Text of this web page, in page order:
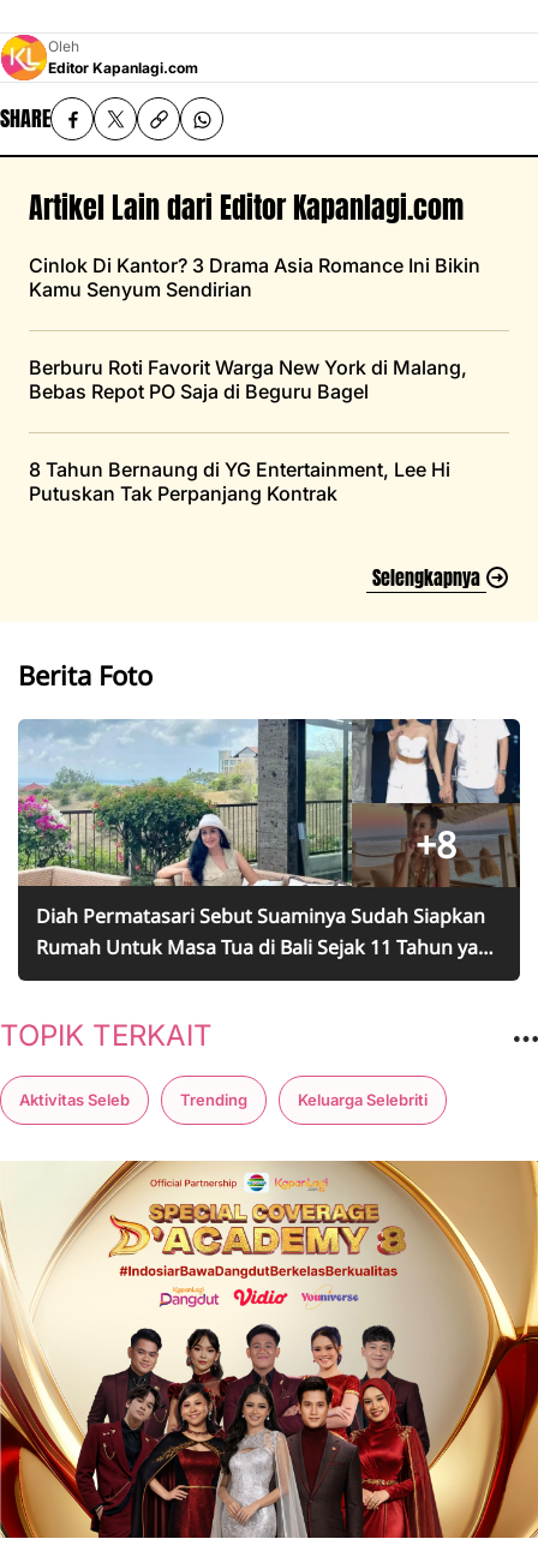
Oleh
Editor Kapanlagi.com
SHARE
Artikel Lain dari Editor Kapanlagi.com
Cinlok Di Kantor? 3 Drama Asia Romance Ini Bikin
Kamu Senyum Sendirian
Berburu Roti Favorit Warga New York di Malang,
Bebas Repot PO Saja di Beguru Bagel
8 Tahun Bernaung di YG Entertainment, Lee Hi
Putuskan Tak Perpanjang Kontrak
Selengkapnya
Berita Foto
+8
Diah Permatasari Sebut Suaminya Sudah Siapkan
Rumah Untuk Masa Tua di Bali Sejak 11 Tahun yang
Lalu
TOPIK TERKAIT
Aktivitas Seleb Trending Keluarga Selebriti